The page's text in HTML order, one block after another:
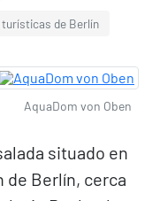
de Berlín
AquaDom von Oben
situado en
de Berlín, cerca